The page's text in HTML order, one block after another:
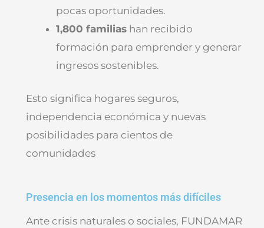
pocas oportunidades.
1,800 familiashan recibido
formación para emprender y generar
ingresos sostenibles.
Esto significa hogares seguros,
independencia económica y nuevas
posibilidades para cientos de
comunidades
Presencia en los momentos más difíciles
Ante crisis naturales o sociales, FUNDAMAR